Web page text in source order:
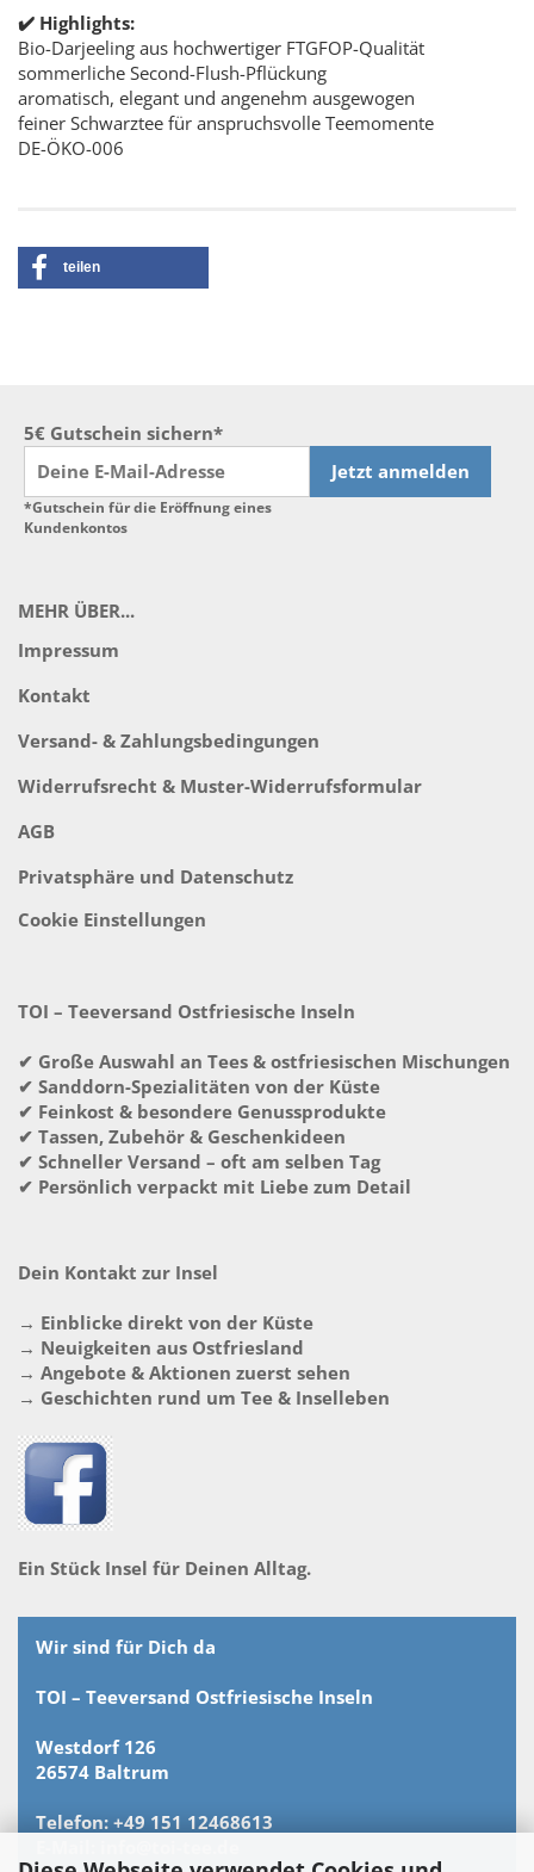
✔️ Highlights:
Bio-Darjeeling aus hochwertiger FTGFOP-Qualität
sommerliche Second-Flush-Pflückung
aromatisch, elegant und angenehm ausgewogen
feiner Schwarztee für anspruchsvolle Teemomente
DE-ÖKO-006
teilen
5€ Gutschein sichern*
Jetzt anmelden
*Gutschein für die Eröffnung eines
Kundenkontos
MEHR ÜBER...
Impressum
Kontakt
Versand- & Zahlungsbedingungen
Widerrufsrecht & Muster-Widerrufsformular
AGB
Privatsphäre und Datenschutz
Cookie Einstellungen
TOI – Teeversand Ostfriesische Inseln
✔ Große Auswahl an Tees & ostfriesischen Mischungen
✔ Sanddorn-Spezialitäten von der Küste
✔ Feinkost & besondere Genussprodukte
✔ Tassen, Zubehör & Geschenkideen
✔ Schneller Versand – oft am selben Tag
✔ Persönlich verpackt mit Liebe zum Detail
Dein Kontakt zur Insel
→ Einblicke direkt von der Küste
→ Neuigkeiten aus Ostfriesland
→ Angebote & Aktionen zuerst sehen
→ Geschichten rund um Tee & Inselleben
Ein Stück Insel für Deinen Alltag.
Wir sind für Dich da
TOI – Teeversand Ostfriesische Inseln
Westdorf 126
26574 Baltrum
Telefon: +49 151 12468613